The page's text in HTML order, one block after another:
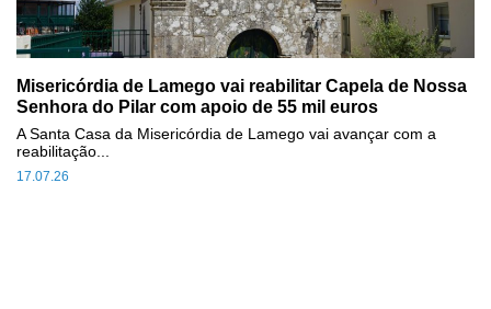
Misericórdia de Lamego vai reabilitar Capela de Nossa
Senhora do Pilar com apoio de 55 mil euros
17.07.26
A Santa Casa da Misericórdia de Lamego vai avançar com a
reabilitação...